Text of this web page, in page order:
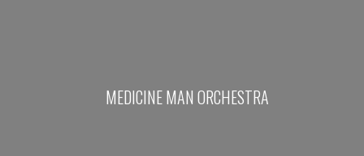
MEDICINE MAN ORCHESTRA